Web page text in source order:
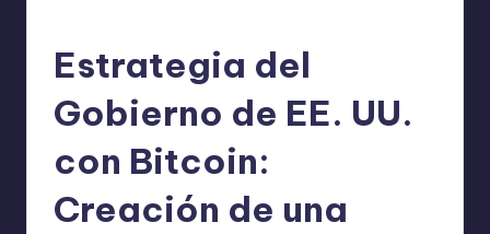
Estrategia del
Gobierno de EE. UU.
con Bitcoin:
Creación de una